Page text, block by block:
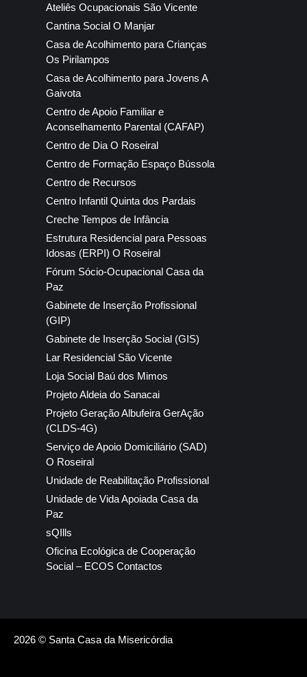
Ateliês Ocupacionais São Vicente
Cantina Social O Manjar
Casa de Acolhimento para Crianças
Os Pirilampos
Casa de Acolhimento para Jovens A
Gaivota
Centro de Apoio Familiar e
Aconselhamento Parental (CAFAP)
Centro de Dia O Roseiral
Centro de Formação Espaço Bússola
Centro de Recursos
Centro Infantil Quinta dos Pardais
Creche Tempos de Infância
Estrutura Residencial para Pessoas
Idosas (ERPI) O Roseiral
Fórum Sócio-Ocupacional Casa da
Paz
Gabinete de Inserção Profissional
(GIP)
Gabinete de Inserção Social (GIS)
Lar Residencial São Vicente
Loja Social Baú dos Mimos
Projeto Aldeia do Sanacai
Projeto Geração Albufeira GerAção
(CLDS-4G)
Serviço de Apoio Domiciliário (SAD)
O Roseiral
Unidade de Reabilitação Profissional
Unidade de Vida Apoiada Casa da
Paz
sQIlls
Oficina Ecológica de Cooperação
Social – ECOS Contactos
2026 © Santa Casa da Misericórdia